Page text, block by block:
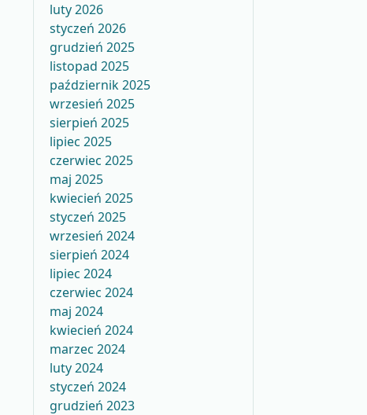
luty 2026
styczeń 2026
grudzień 2025
listopad 2025
październik 2025
wrzesień 2025
sierpień 2025
lipiec 2025
czerwiec 2025
maj 2025
kwiecień 2025
styczeń 2025
wrzesień 2024
sierpień 2024
lipiec 2024
czerwiec 2024
maj 2024
kwiecień 2024
marzec 2024
luty 2024
styczeń 2024
grudzień 2023